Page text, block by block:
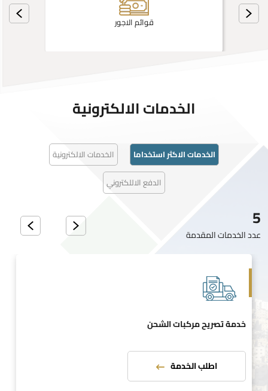
قوائم الاجور
الخدمات الالكترونية
الخدمات الاكثر استخداما
الخدمات الالكترونية
الدفع الاللكتروني
5
عدد الخدمات المقدمة
خدمة تصريح مركبات الشحن
اطلب الخدمة